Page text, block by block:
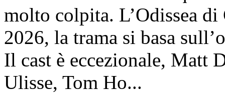
molto colpita. L’Odissea
2026, la trama si basa
Il cast è eccezionale, Matt
Ulisse, Tom Ho...